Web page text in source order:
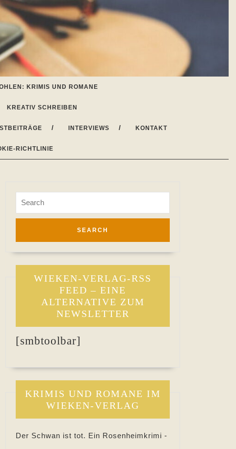
KRIMIS UND ROMANE
KREATIV SCHREIBEN
INTERVIEWS KONTAKT
RICHTLINIE
for:
WIEKEN-VERLAG-RSS
FEED – EINE
ALTERNATIVE ZUM
NEWSLETTER
[smbtoolbar]
KRIMIS UND ROMANE IM
WIEKEN-VERLAG
Der Schwan ist tot. Ein Rosenheimkrimi -